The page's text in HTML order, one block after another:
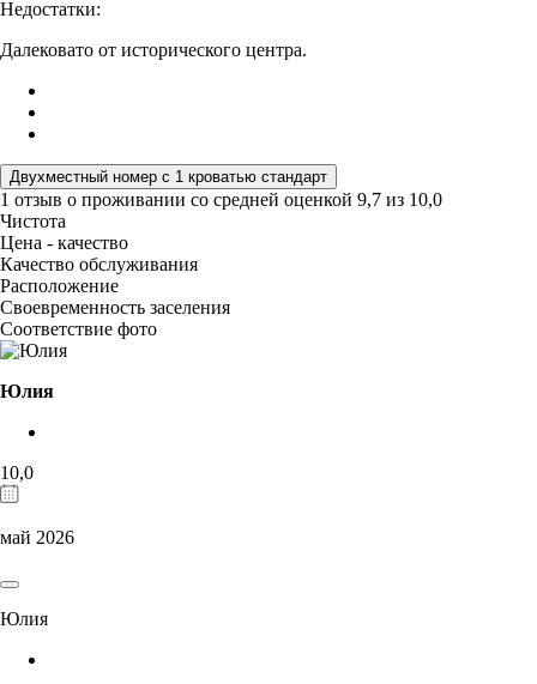
Недостатки:
Далековато от исторического центра.
Двухместный номер с 1 кроватью стандарт
1 отзыв о проживании со средней оценкой 9,7 из 10,0
Чистота
Цена - качество
Качество обслуживания
Расположение
Своевременность заселения
Соответствие фото
Юлия
10,0
май 2026
Юлия